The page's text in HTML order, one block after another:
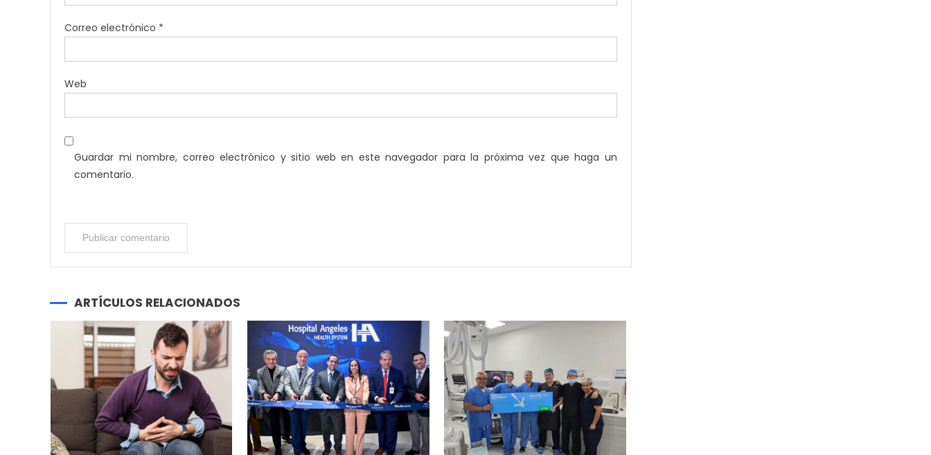
Correo electrónico *
Web
Guardar mi nombre, correo electrónico y sitio web en este navegador para la próxima vez que haga un
comentario.
ARTÍCULOS RELACIONADOS